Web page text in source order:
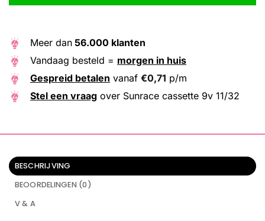
Meer dan 56.000 klanten
Vandaag besteld = morgen in huis
Gespreid betalen vanaf €0,71 p/m
Stel een vraag over Sunrace cassette 9v 11/32
BESCHRIJVING
BEOORDELINGEN (0)
V & A